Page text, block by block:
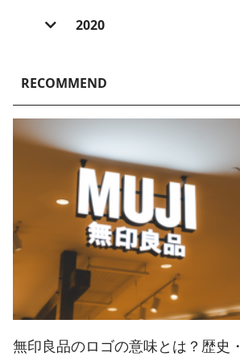
2025/ 3 (4)
2025/ 2 (5)
2024/ 6 (4)
2024/ 2 (4)
2024/ 1 (5)
2023/ 8 (4)
2023/ 6 (2)
2023/ 5 (2)
2023/ 4 (3)
2023/ 3 (3)
2023/ 2 (2)
2023/ 1 (3)
2022/ 10 (2)
2022/ 8 (3)
2022/ 7 (5)
2022/ 5 (5)
2022/ 4 (7)
2022/ 3 (4)
2022/ 2 (5)
2022/ 1 (5)
2021/ 7 (7)
2021/ 6 (5)
2021/ 5 (4)
2021/ 4 (7)
2021/ 3 (2)
2021/ 2 (4)
2020
2020/ 7 (1)
RECOMMEND
無印良品のロゴの意味とは？歴史・